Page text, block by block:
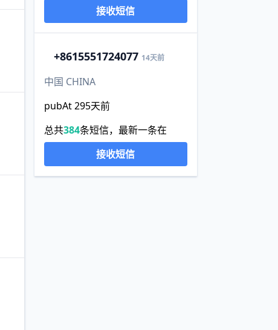
接收短信
+8615551724077 14天前
中国 CHINA
pubAt 295天前
总共384条短信，最新一条在
接收短信